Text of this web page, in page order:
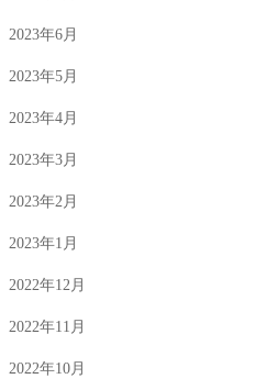
2023年6月
2023年5月
2023年4月
2023年3月
2023年2月
2023年1月
2022年12月
2022年11月
2022年10月